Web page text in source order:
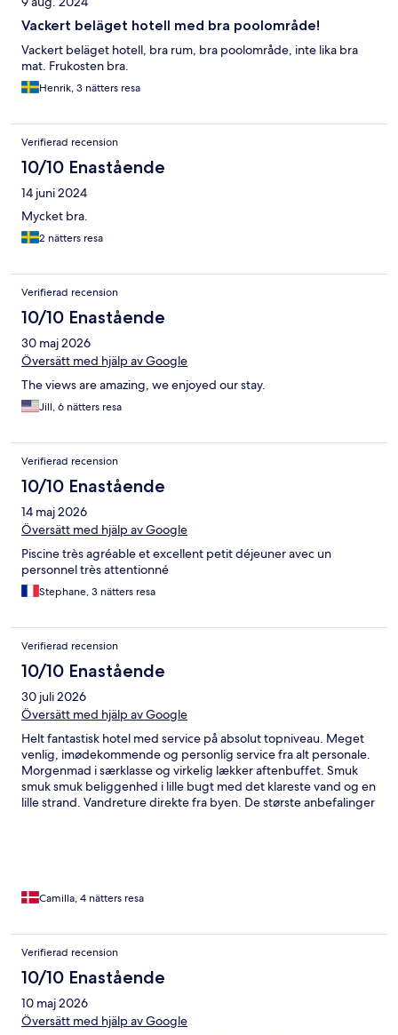
Vackert beläget hotell med bra poolområde!
Vackert beläget hotell, bra rum, bra poolområde, inte lika bra
mat. Frukosten bra.
Henrik, 3 nätters resa
Verifierad recension
10/10 Enastående
14 juni 2024
Mycket bra.
2 nätters resa
Verifierad recension
10/10 Enastående
30 maj 2026
Översätt med hjälp av Google
The views are amazing, we enjoyed our stay.
Jill, 6 nätters resa
Verifierad recension
10/10 Enastående
14 maj 2026
Översätt med hjälp av Google
Piscine très agréable et excellent petit déjeuner avec un
personnel très attentionné
Stephane, 3 nätters resa
Verifierad recension
10/10 Enastående
30 juli 2026
Översätt med hjälp av Google
Helt fantastisk hotel med service på absolut topniveau. Meget
venlig, imødekommende og personlig service fra alt personale.
Morgenmad i særklasse og virkelig lækker aftenbuffet. Smuk
smuk smuk beliggenhed i lille bugt med det klareste vand og en
lille strand. Vandreture direkte fra byen. De største anbefalinger
Camilla, 4 nätters resa
Verifierad recension
10/10 Enastående
10 maj 2026
Översätt med hjälp av Google